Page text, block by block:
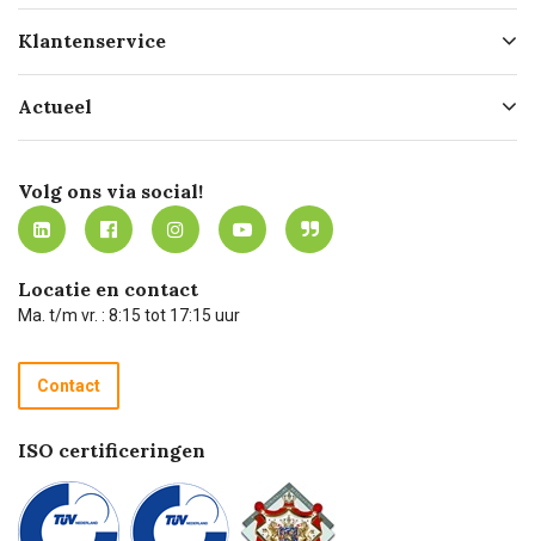
Geschiedenis
Missie
Werken bij Carel Lurvink
MVO
Klantenservice
Bezorgen
Mijn Carel Lurvink
Mijn Carel Lurvink instructievideo's
Carel Lurvink App
Hulp op afstand
Technische dienst
Recycle programma
Betalen
Actueel
Innovation LAB
Tevreden klanten
Carel Lurvink Blog
Carel de podcast
Volg ons via social!
Locatie en contact
Ma. t/m vr. : 8:15 tot 17:15 uur
Contact
ISO certificeringen